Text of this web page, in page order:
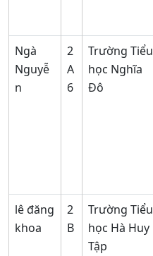
Ngà
Nguyễ
n
2
A
6
Trường Tiểu
học Nghĩa
Đô
lê đăng
khoa
2
B
Trường Tiểu
học Hà Huy
Tập